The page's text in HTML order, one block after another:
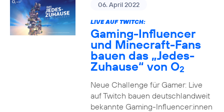
06. April 2022
LIVE AUF TWITCH:
Gaming-Influencer
und Minecraft-Fans
bauen das „Jedes-
Zuhause“ von O2
Neue Challenge für Gamer: Live
auf Twitch bauen deutschlandweit
bekannte Gaming-Influencer:innen